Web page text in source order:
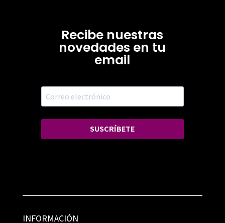
Recibe nuestras
novedades en tu
email
SUSCRÍBETE
INFORMACIÓN